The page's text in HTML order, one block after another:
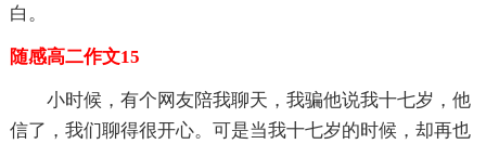
白。
随感高二作文15
小时候，有个网友陪我聊天，我骗他说我十七岁，他
信了，我们聊得很开心。可是当我十七岁的时候，却再也